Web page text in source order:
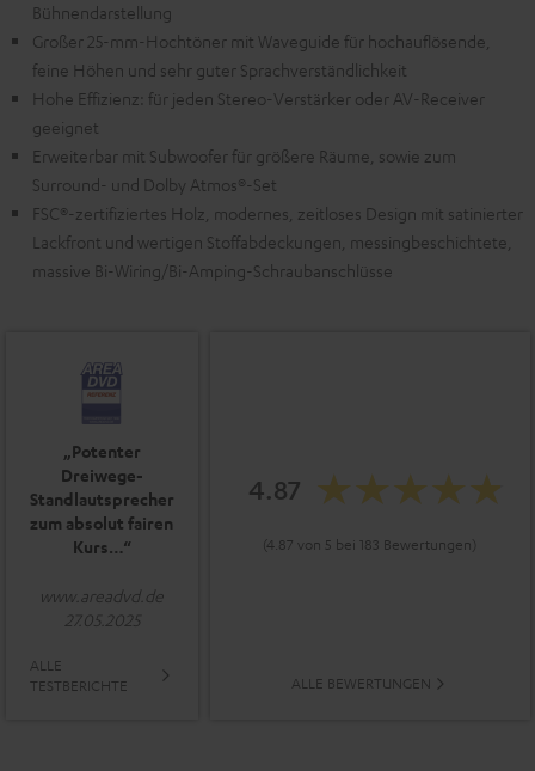
Bühnendarstellung
Großer 25-mm-Hochtöner mit Waveguide für hochauflösende,
feine Höhen und sehr guter Sprachverständlichkeit
Hohe Effizienz: für jeden Stereo-Verstärker oder AV-Receiver
geeignet
Erweiterbar mit Subwoofer für größere Räume, sowie zum
Surround- und Dolby Atmos®-Set
FSC®-zertifiziertes Holz, modernes, zeitloses Design mit satinierter
Lackfront und wertigen Stoffabdeckungen, messingbeschichtete,
massive Bi-Wiring/Bi-Amping-Schraubanschlüsse
„Potenter
Dreiwege-
Standlautsprecher
zum absolut fairen
Kurs…“
www.areadvd.de
27.05.2025
ALLE
TESTBERICHTE
4.87
(4.87 von 5 bei 183 Bewertungen)
ALLE BEWERTUNGEN